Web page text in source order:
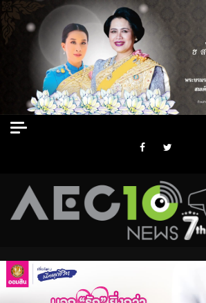
Skip
to
Facebook
Twitter